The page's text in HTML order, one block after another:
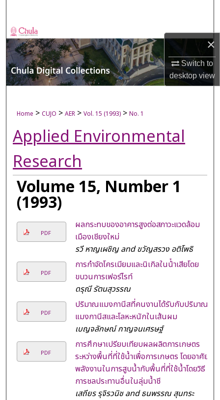
×
Switch to
desktopview
Browse Collections
My Account
About
Digital Commons Network™
Home > CUJO > AER > Vol. 15 (1993) > No. 1
Applied Environmental
Research
Volume 15, Number 1
(1993)
PDF
ผลกระทบของอาคารสูงต่อสภาวะแวดล้อม
เมืองเชียงใหม่
รวี หาญเผชิญ and ขวัญสรวง อติโพธิ
PDF
การกําจัดโครเมียมและนิเกิลในน้ําเสียโดย
ขบวนการเฟอร์ไรท์
ดรุณี รัตนสุวรรณ
PDF
ปริมาณแมงกานีสที่คนงานได้รับกับปริมาณ
แมงกานีสและโลหะหนักในเส้นผม
เบญจลักษณ์ กาญจนเศรษฐ์
PDF
การศึกษาเปรียบเทียบผลผลิตการเกษตร
ระหว่างพื้นที่ที่ใช้น้ำเพื่อการเกษตร โดยอาศัย
พลังงานในการสูบน้ำกับพื้นที่ที่ใช้น้ำโดยวิธี
การชลประทานอื่นในลุ่มน้ำชี
เสถียร รุจิรวนิช and ธนพรรณ สุนทระ